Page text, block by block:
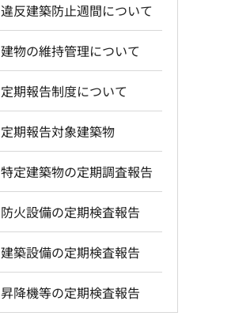
違反建築防止週間について
建物の維持管理について
定期報告制度について
定期報告対象建築物
特定建築物の定期調査報告
防火設備の定期検査報告
建築設備の定期検査報告
昇降機等の定期検査報告